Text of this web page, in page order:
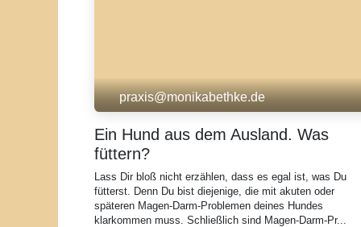
praxis@monikabethke.de
Ein Hund aus dem Ausland. Was
füttern?
Lass Dir bloß nicht erzählen, dass es egal ist, was Du
fütterst. Denn Du bist diejenige, die mit akuten oder
späteren Magen-Darm-Problemen deines Hundes
klarkommen muss. Schließlich sind Magen-Darm-Pr...